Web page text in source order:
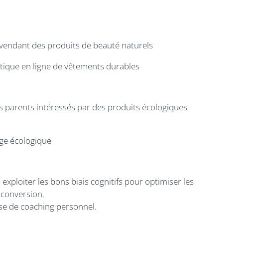
des produits de beauté naturels
en ligne de vêtements durables
parents intéressés par des produits écologiques
écologique
les bons biais cognitifs pour optimiser les
de coaching personnel.